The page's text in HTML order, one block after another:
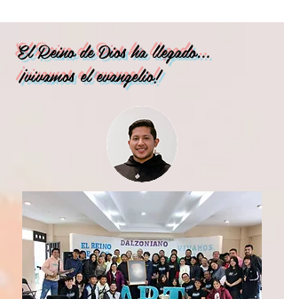
El Reino de Dios ha llegado…
¡vivamos el evangelio!